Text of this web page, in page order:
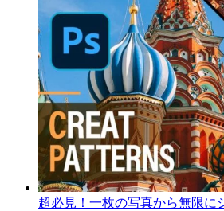
超必見！一枚の写真から無限に